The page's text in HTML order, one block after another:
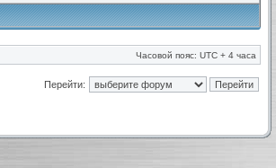
Часовой пояс: UTC + 4 часа
Перейти: